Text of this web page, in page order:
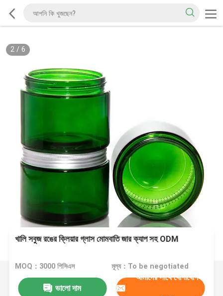
2/ 6
খালি সবুজ রঙের ক্লিয়ার গ্লাস মোমবাতি জার ক্যাপ সহ ODM
MOQ：3000 পিসিএস মূল্য：To be negotiated
ভালো দাম
আমাদের সাথে যোগাযোগ